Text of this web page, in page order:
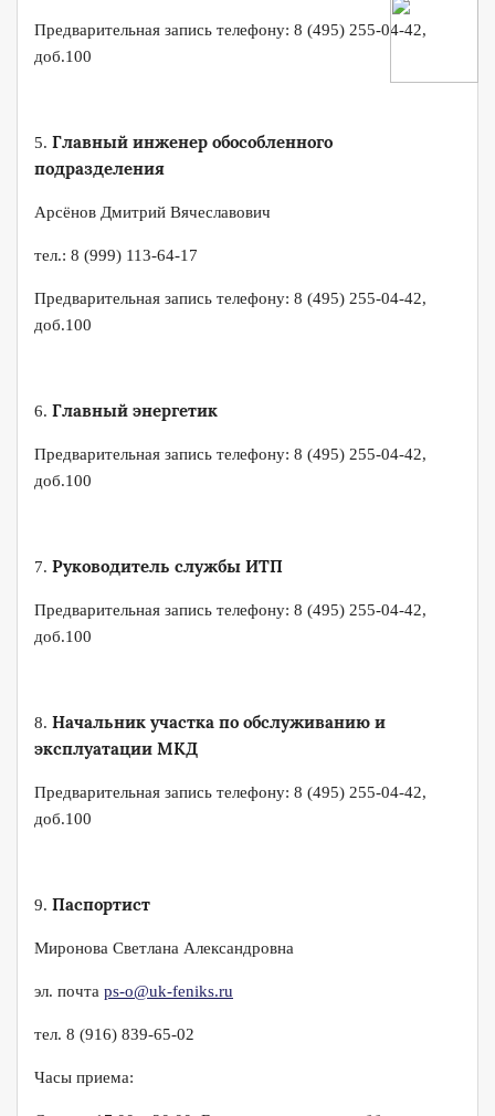
Предварительная запись телефону: 8 (495) 255-04-42,
доб.100
5. Главный инженер обособленного
подразделения
Арсёнов Дмитрий Вячеславович
тел.: 8 (999) 113-64-17
Предварительная запись телефону: 8 (495) 255-04-42,
доб.100
6. Главный энергетик
Предварительная запись телефону: 8 (495) 255-04-42,
доб.100
7. Руководитель службы ИТП
Предварительная запись телефону: 8 (495) 255-04-42,
доб.100
8. Начальник участка по обслуживанию и
эксплуатации МКД
Предварительная запись телефону: 8 (495) 255-04-42,
доб.100
9. Паспортист
Миронова Светлана Александровна
эл. почта ps-o@uk-feniks.ru
тел. 8 (916) 839-65-02
Часы приема: